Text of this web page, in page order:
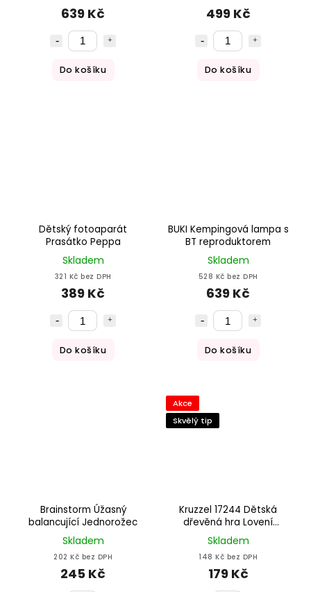
639 Kč
Do košíku
499 Kč
Do košíku
Dětský fotoaparát
Prasátko Peppa
Skladem
321 Kč bez DPH
389 Kč
Do košíku
BUKI Kempingová lampa s
BT reproduktorem
Skladem
528 Kč bez DPH
639 Kč
Do košíku
Brainstorm Úžasný
balancující Jednorožec
Skladem
202 Kč bez DPH
245 Kč
Akce
Skvělý tip
Kruzzel 17244 Dětská
dřevěná hra Lovení
rybiček
Skladem
148 Kč bez DPH
179 Kč